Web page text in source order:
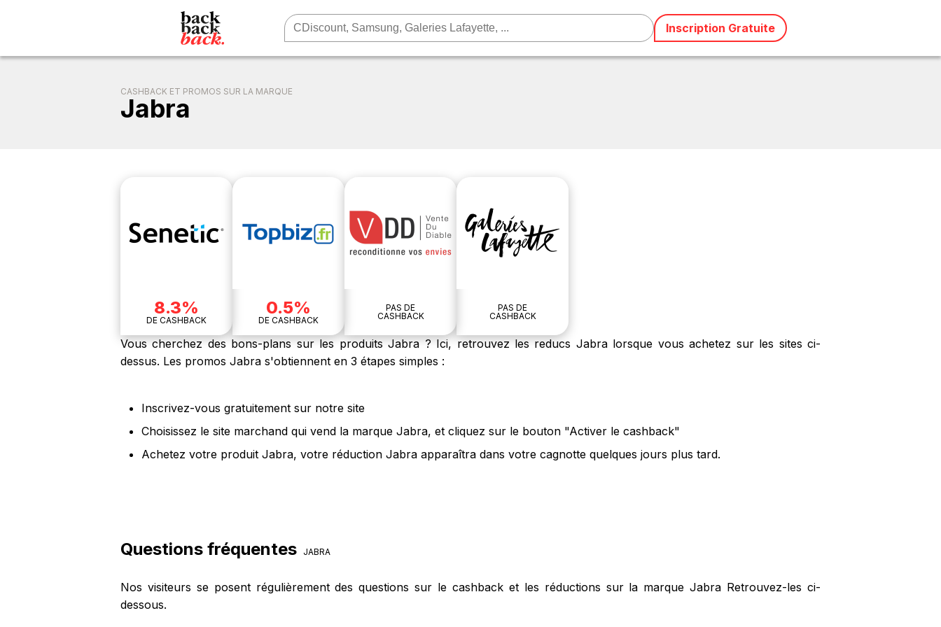
CASHBACK ET PROMOS SUR LA MARQUE
Jabra
8.3%
DE CASHBACK
0.5%
DE CASHBACK
PAS DE
CASHBACK
PAS DE
CASHBACK
Vous cherchez des bons-plans sur les produits Jabra ? Ici, retrouvez les reducs Jabra lorsque vous achetez sur les sites ci-
dessus. Les promos Jabra s'obtiennent en 3 étapes simples :
Inscrivez-vous gratuitement sur notre site
Choisissez le site marchand qui vend la marque Jabra, et cliquez sur le bouton "Activer le cashback"
Achetez votre produit Jabra, votre réduction Jabra apparaîtra dans votre cagnotte quelques jours plus tard.
Questions fréquentes JABRA
Nos visiteurs se posent régulièrement des questions sur le cashback et les réductions sur la marque Jabra Retrouvez-les ci-
dessous.
Inscription Gratuite